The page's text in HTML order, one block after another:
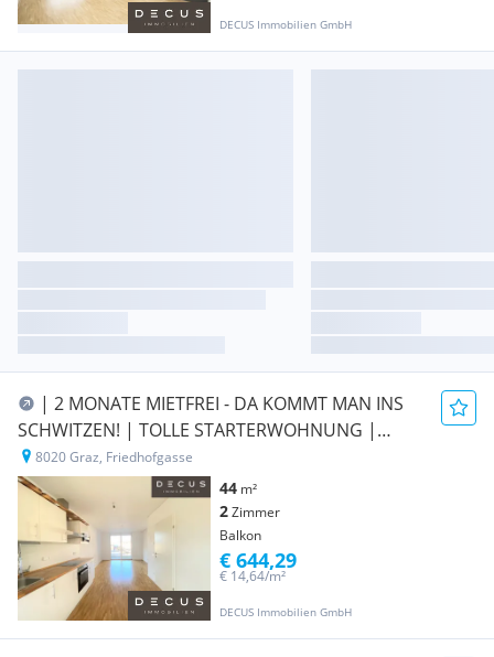
DECUS Immobilien GmbH
| 2 MONATE MIETFREI - DA KOMMT MAN INS
SCHWITZEN! | TOLLE STARTERWOHNUNG |
SINGLES ODER PÄRCHEN | 2 ZIMMER
8020 Graz, Friedhofgasse
44 m²
2Zimmer
Balkon
DECUS Immobilien GmbH
€ 14,64/m²
€ 644,29